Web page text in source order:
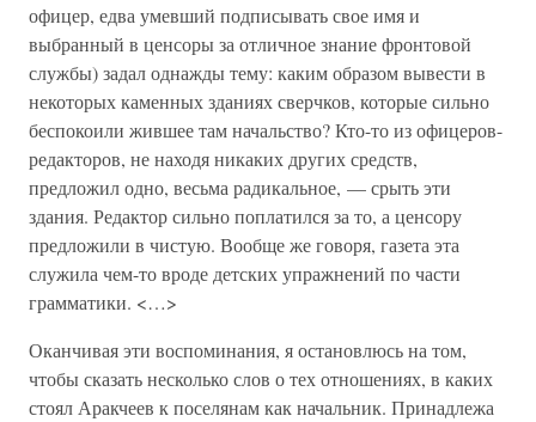
офицер, едва умевший подписывать свое имя и
выбранный в ценсоры за отличное знание фронтовой
службы) задал однажды тему: каким образом вывести в
некоторых каменных зданиях сверчков, которые сильно
беспокоили жившее там начальство? Кто-то из офицеров-
редакторов, не находя никаких других средств,
предложил одно, весьма радикальное, — срыть эти
здания. Редактор сильно поплатился за то, а ценсору
предложили в чистую. Вообще же говоря, газета эта
служила чем-то вроде детских упражнений по части
грамматики. <…>
Оканчивая эти воспоминания, я остановлюсь на том,
чтобы сказать несколько слов о тех отношениях, в каких
стоял Аракчеев к поселянам как начальник. Принадлежа